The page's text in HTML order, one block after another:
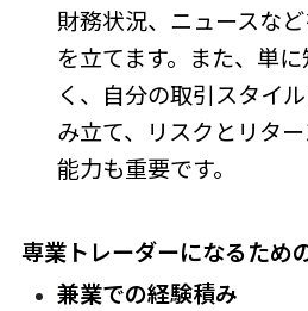
財務状況、ニュースな
を立てます。また、単
く、自分の取引スタイ
み立て、リスクとリタ
能力も重要です。
専業トレーダーになるため
兼業での経験積み